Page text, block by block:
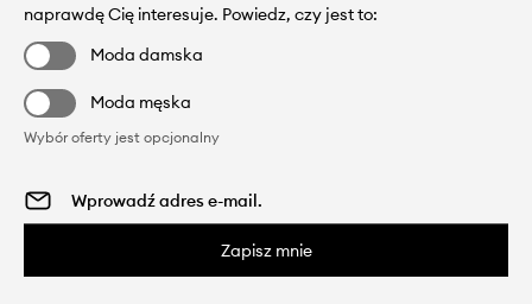
naprawdę Cię interesuje. Powiedz, czy jest to:
Moda damska
Moda męska
Wybór oferty jest opcjonalny
Zapisz mnie